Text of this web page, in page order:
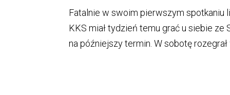
Fatalnie w swoim pierwszym spotkaniu
KKS miał tydzień temu grać u siebie ze
na późniejszy termin. W sobotę